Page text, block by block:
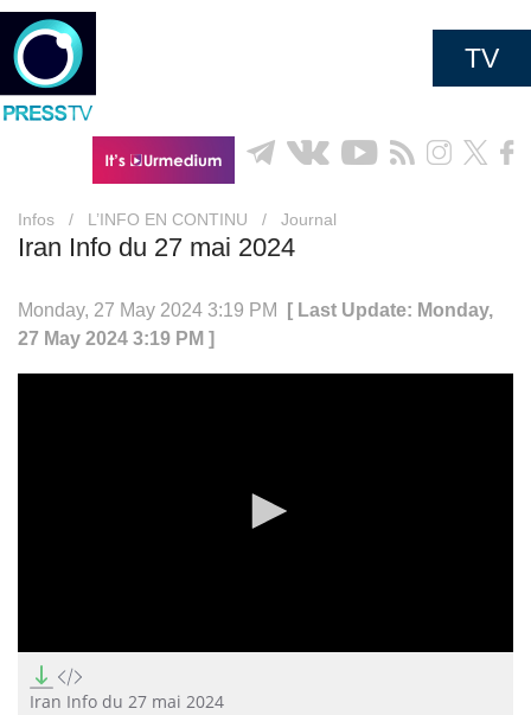
TV
Infos / L’INFO EN CONTINU / Journal
Iran Info du 27 mai 2024
Monday, 27 May 2024 3:19 PM
[ Last Update: Monday,
27 May 2024 3:19 PM ]
seconds
ofIran Info du 27 mai 2024